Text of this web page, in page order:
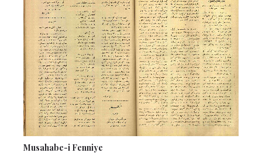
Musahabe-i Fenniye